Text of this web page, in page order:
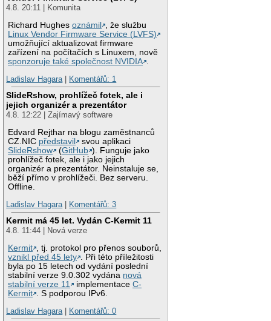
4.8. 20:11 | Komunita
Richard Hughesoznámil
, že službu
Linux Vendor Firmware Service (LVFS)
umožňující aktualizovat firmware
zařízení na počítačích s Linuxem, nově
sponzoruje také společnost NVIDIA
Ladislav Hagara| Komentářů: 1
SlideRshow, prohlížeč fotek, ale i
jejich organizér a prezentátor
4.8. 12:22 | Zajímavý software
Edvard Rejthar na blogu zaměstnanců
CZ.NIC představil
svou aplikaci
SlideRshow
(GitHub ). Funguje jako
prohlížeč fotek, ale i jako jejich
organizér a prezentátor. Neinstaluje se,
běží přímo v prohlížeči. Bez serveru.
Offline.
Ladislav Hagara| Komentářů: 3
Kermit má 45 let. Vydán C-Kermit 11
4.8. 11:44 | Nová verze
Kermit
, tj. protokol pro přenos souborů,
vznikl před 45 lety
. Při této příležitosti
byla po 15 letech od vydání poslední
stabilní verze 9.0.302 vydána nová
stabilní verze 11
implementaceC-
Kermit
. S podporou IPv6.
Ladislav Hagara| Komentářů: 0